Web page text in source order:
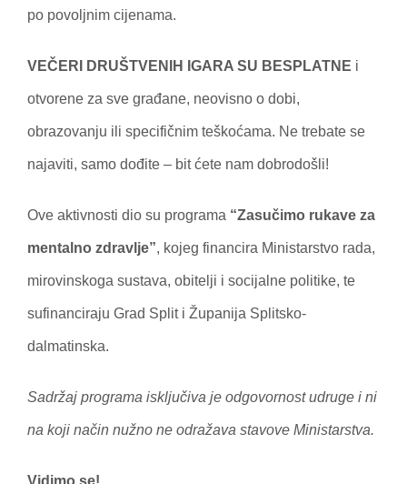
po povoljnim cijenama.
VEČERI DRUŠTVENIH IGARA SU BESPLATNE i
otvorene za sve građane, neovisno o dobi,
obrazovanju ili specifičnim teškoćama. Ne trebate se
najaviti, samo dođite – bit ćete nam dobrodošli!
Ove aktivnosti dio su programa “Zasučimo rukave za
mentalno zdravlje”, kojeg financira Ministarstvo rada,
mirovinskoga sustava, obitelji i socijalne politike, te
sufinanciraju Grad Split i Županija Splitsko-
dalmatinska.
Sadržaj programa isključiva je odgovornost udruge i ni
na koji način nužno ne odražava stavove Ministarstva.